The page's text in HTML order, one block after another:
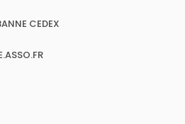
CEDEX